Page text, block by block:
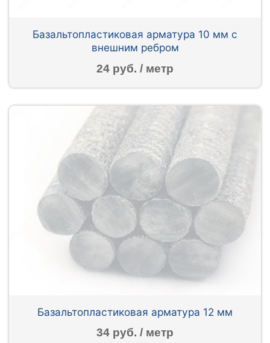
Базальтопластиковая арматура 10 мм с
внешним ребром
24 руб. / метр
Базальтопластиковая арматура 12 мм
34 руб. / метр